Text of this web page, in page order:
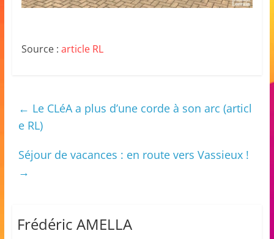
e
v
Source : article RL
← Le CLéA a plus d’une corde à son arc (articl
e RL)
Séjour de vacances : en route vers Vassieux !
→
Frédéric AMELLA